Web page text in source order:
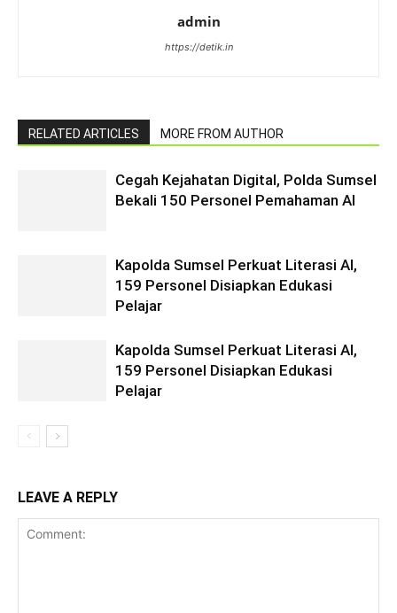
admin
https://detik.in
RELATED ARTICLES MORE FROM AUTHOR
Cegah Kejahatan Digital, Polda Sumsel
Bekali 150 Personel Pemahaman AI
Kapolda Sumsel Perkuat Literasi AI,
159 Personel Disiapkan Edukasi
Pelajar
Kapolda Sumsel Perkuat Literasi AI,
159 Personel Disiapkan Edukasi
Pelajar
LEAVE A REPLY